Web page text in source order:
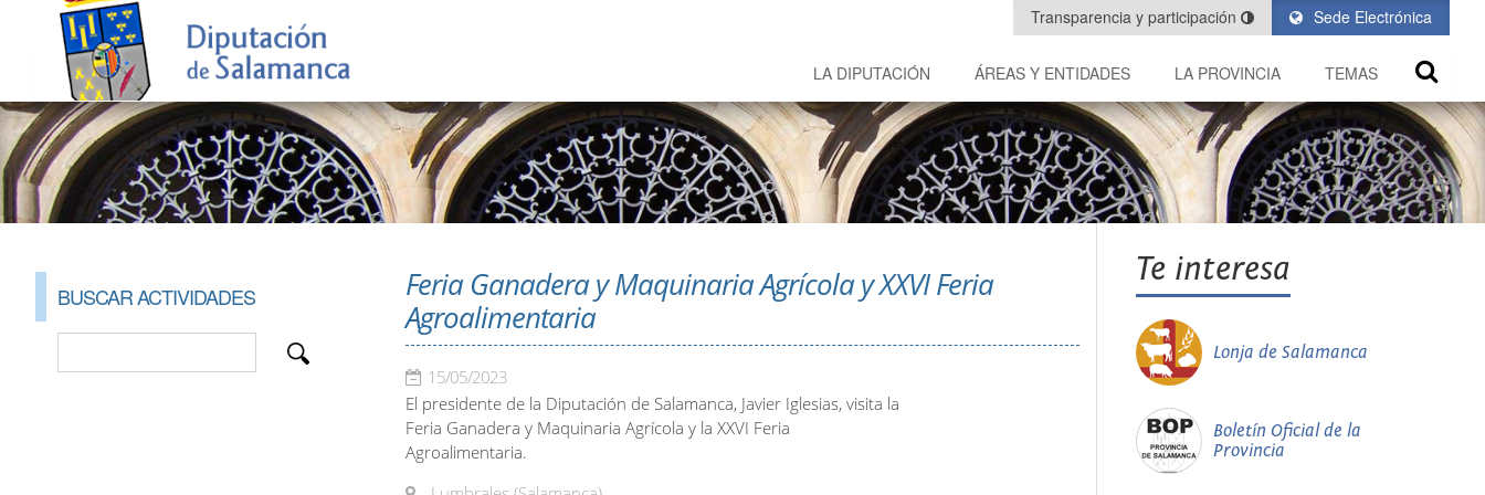
Sede Electrónica
Transparencia y participación
LA DIPUTACIÓN ÁREAS Y ENTIDADES LA PROVINCIA TEMAS
BUSCAR ACTIVIDADES
Feria Ganadera y Maquinaria Agrícola y XXVI Feria
Agroalimentaria
15/05/2023
El presidente de la Diputación de Salamanca, Javier Iglesias, visita la
Feria Ganadera y Maquinaria Agrícola y la XXVI Feria
Agroalimentaria.
Te interesa
Lonja de Salamanca
Boletín Oficial de la
Provincia